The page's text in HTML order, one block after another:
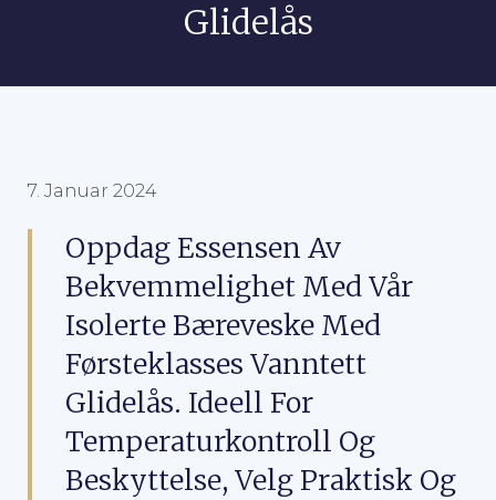
Glidelås
7. Januar 2024
Oppdag Essensen Av
Bekvemmelighet Med Vår
Isolerte Bæreveske Med
Førsteklasses Vanntett
Glidelås. Ideell For
Temperaturkontroll Og
Beskyttelse, Velg Praktisk Og